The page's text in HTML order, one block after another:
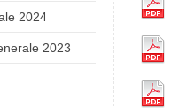
2024
2023